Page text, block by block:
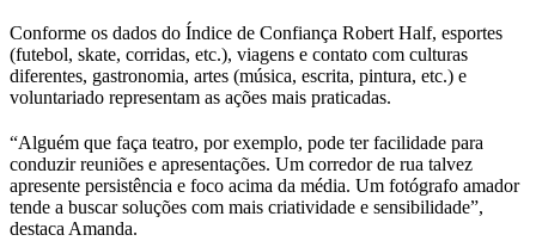
Conforme os dados do Índice de Confiança Robert Half, esportes
(futebol, skate, corridas, etc.), viagens e contato com culturas
diferentes, gastronomia, artes (música, escrita, pintura, etc.) e
voluntariado representam as ações mais praticadas.
“Alguém que faça teatro, por exemplo, pode ter facilidade para
conduzir reuniões e apresentações. Um corredor de rua talvez
apresente persistência e foco acima da média. Um fotógrafo amador
tende a buscar soluções com mais criatividade e sensibilidade”,
destaca Amanda.